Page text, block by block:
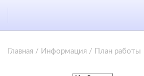
Главная / Информация / План работы